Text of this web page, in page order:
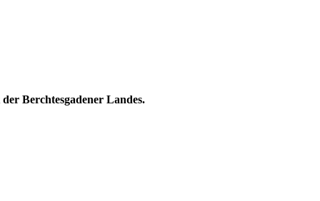
Berchtesgadener Landes.